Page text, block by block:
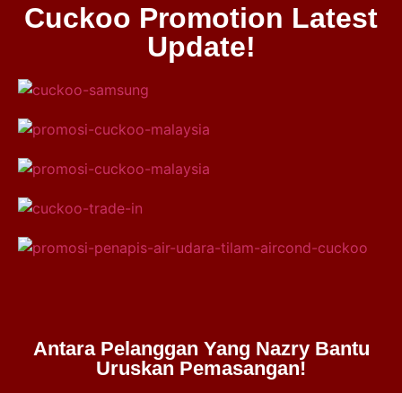
Cuckoo Promotion Latest
Update!
Antara Pelanggan Yang Nazry Bantu
Uruskan Pemasangan!